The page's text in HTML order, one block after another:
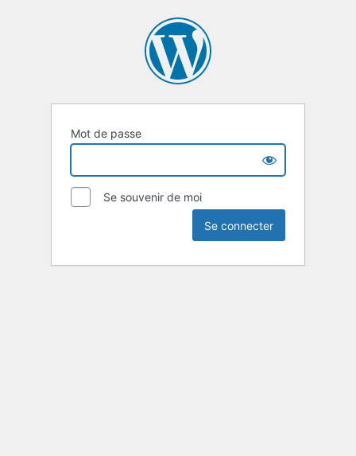
Mot de passe
Se souvenir de moi